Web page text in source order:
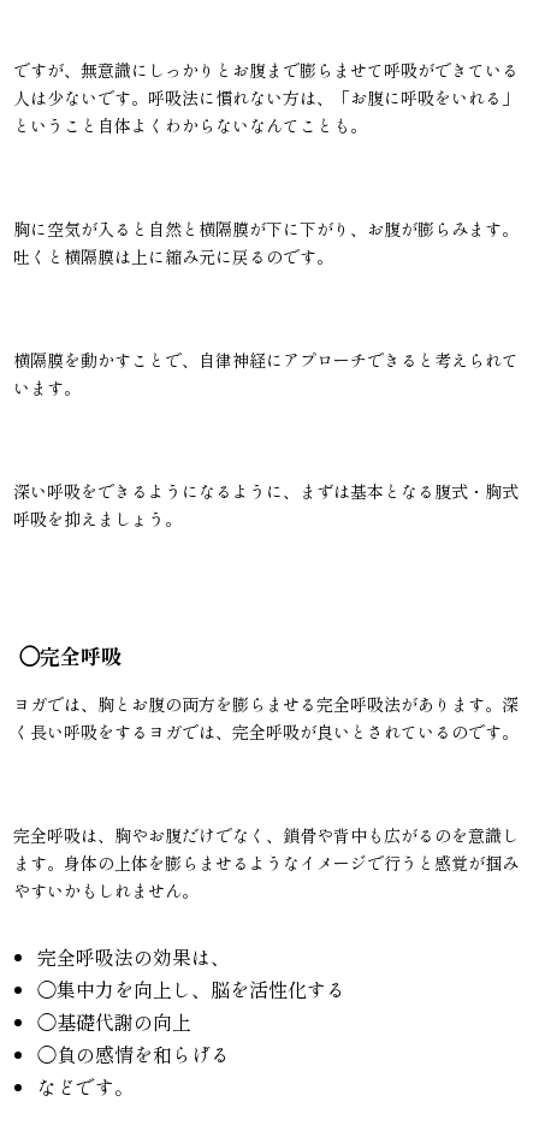
ですが、無意識にしっかりとお腹まで膨らませて呼吸ができている
人は少ないです。呼吸法に慣れない方は、「お腹に呼吸をいれる」
ということ自体よくわからないなんてことも。
胸に空気が入ると自然と横隔膜が下に下がり、お腹が膨らみます。
吐くと横隔膜は上に縮み元に戻るのです。
横隔膜を動かすことで、自律神経にアプローチできると考えられて
います。
深い呼吸をできるようになるように、まずは基本となる腹式・胸式
呼吸を抑えましょう。
◯完全呼吸
ヨガでは、胸とお腹の両方を膨らませる完全呼吸法があります。深
く長い呼吸をするヨガでは、完全呼吸が良いとされているのです。
完全呼吸は、胸やお腹だけでなく、鎖骨や背中も広がるのを意識し
ます。身体の上体を膨らませるようなイメージで行うと感覚が掴み
やすいかもしれません。
完全呼吸法の効果は、
◯集中力を向上し、脳を活性化する
◯基礎代謝の向上
◯負の感情を和らげる
などです。